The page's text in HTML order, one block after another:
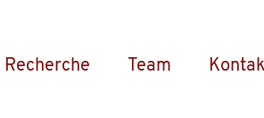
Recherche Team